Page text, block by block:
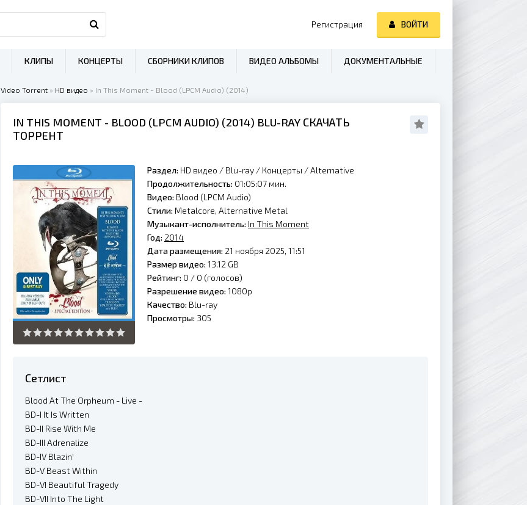
Video Torrent » HD видео » In This Moment - Blood (LPCM Audio) (2014)
IN THIS MOMENT - BLOOD (LPCM AUDIO) (2014) BLU-RAY СКАЧАТЬ
ТОРРЕНТ
Раздел: HD видео / Blu-ray / Концерты /Alternative
Продолжительность: 01:05:07 мин.
Видео: Blood (LPCM Audio)
Стили: Metalcore, Alternative Metal
Музыкант-исполнитель: In This Moment
Год: 2014
Дата размещения: 21 ноября 2025, 11:51
Размер видео: 13.12 GB
Рейтинг: 0 / 0 (голосов)
Разрешение видео: 1080p
Качество: Blu-ray
Просмотры: 305
Сетлист
Blood At The Orpheum - Live -
BD-I It Is Written
BD-II Rise With Me
BD-III Adrenalize
BD-IV Blazin'
BD-V Beast Within
BD-VI Beautiful Tragedy
BD-VII Into The Light
Регистрация ВОЙТИ
КЛИПЫ КОНЦЕРТЫ СБОРНИКИ КЛИПОВ ВИДЕО АЛЬБОМЫ ДОКУМЕНТАЛЬНЫЕ